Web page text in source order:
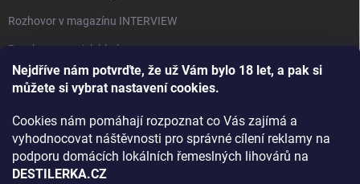
Nejdříve nám potvrďte, že už Vám bylo 18 let, a pak si
můžete si vybrat nastavení cookies.
Cookies nám pomáhají rozpoznat co Vás zajímá a
vyhodnocovat náštěvnosti pro správné cílení reklamy na
podporu domácích lokálních řemeslných lihovárů na
DESTILERKA.CZ
Rozhovor v magazínu INTERVIEW
Bourbon, americká krása.
Napsali v TÝDNU o naší práci
Rozhovor s DESTILERKA.CZ v magazínu DRINKING-CAT
Jak vybrat dárek na Vánoce